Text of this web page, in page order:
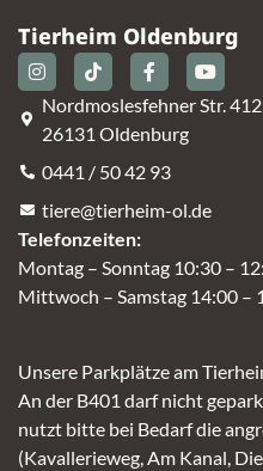
Tierheim Oldenburg
Nordmoslesfehner Str.
26131 Oldenburg
0441 / 50 42 93
tiere@tierheim-ol.de
Telefonzeiten:
Montag – Sonntag 10:30 –
Mittwoch – Samstag 14:00 –
Unsere Parkplätze am
An der B401 darf nicht
nutzt bitte bei Bedarf die
(Kavallerieweg, Am Kanal,